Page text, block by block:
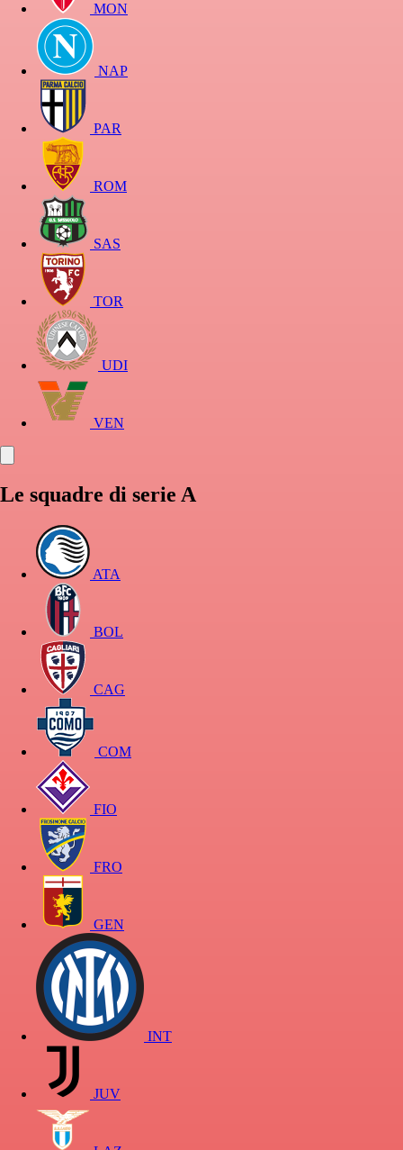
MON
NAP
PAR
ROM
SAS
TOR
UDI
VEN
Le squadre di serie A
ATA
BOL
CAG
COM
FIO
FRO
GEN
INT
JUV